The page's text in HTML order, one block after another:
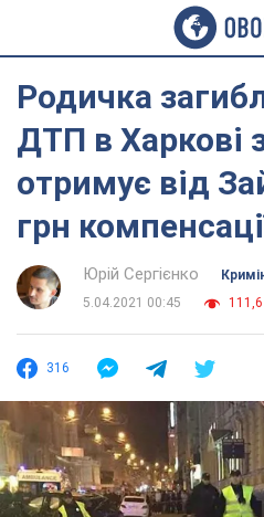
Родичка
ДТП в Харкові
отримує від
грн
Юрій Сергієнко
5.04.2021 00:45
111,6
316